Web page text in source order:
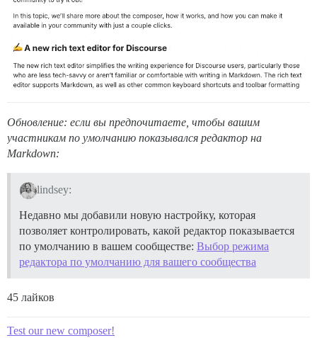
Обновление: если вы предпочитаете, чтобы вашим
участникам по умолчанию показывался редактор на
Markdown:
lindsey:
Недавно мы добавили новую настройку, которая
позволяет контролировать, какой редактор показывается
по умолчанию в вашем сообществе: Выбор режима
редактора по умолчанию для вашего сообщества
45 лайков
Test our new composer!